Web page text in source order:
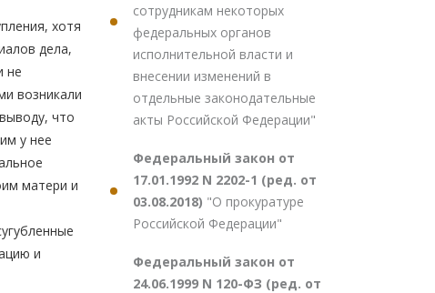
хотя
дела,
не
возникали
что
у нее
матери и
и
сотрудникам некоторых
федеральных органов
исполнительной власти и
внесении изменений в
отдельные законодательные
акты Российской Федерации"
Федеральный закон от
17.01.1992 N 2202-1 (ред. от
03.08.2018) "О прокуратуре
Российской Федерации"
Федеральный закон от
24.06.1999 N 120-ФЗ (ред. от